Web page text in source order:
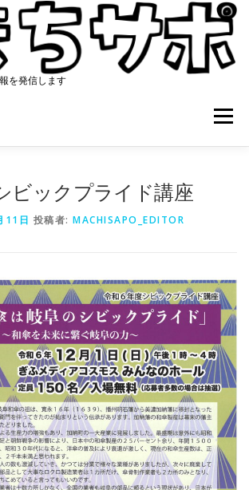
を発信します
メニュー
ビックプライド講座
11日 投稿者: MACHISAPO_EDITOR